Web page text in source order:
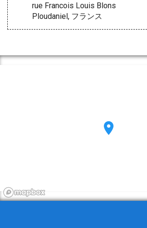
rue Francois Louis Blons
Ploudaniel, フランス